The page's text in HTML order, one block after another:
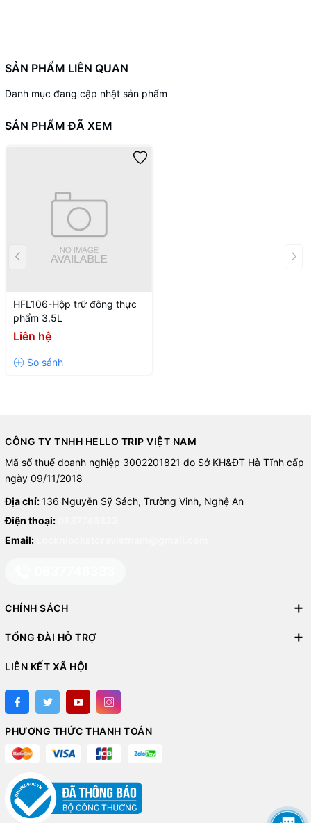
SẢN PHẨM LIÊN QUAN
Danh mục đang cập nhật sản phẩm
SẢN PHẨM ĐÃ XEM
HFL106-Hộp trữ đông thực
phẩm 3.5L
Liên hệ
CÔNG TY TNHH HELLO TRIP VIỆT NAM
Mã số thuế doanh nghiệp 3002201821 do Sở KH&ĐT Hà Tĩnh cấp
ngày 09/11/2018
Địa chỉ:136 Nguyễn Sỹ Sách, Trường Vinh, Nghệ An
Điện thoại:
Email:
CHÍNH SÁCH
TỔNG ĐÀI HỖ TRỢ
LIÊN KẾT XÃ HỘI
PHƯƠNG THỨC THANH TOÁN